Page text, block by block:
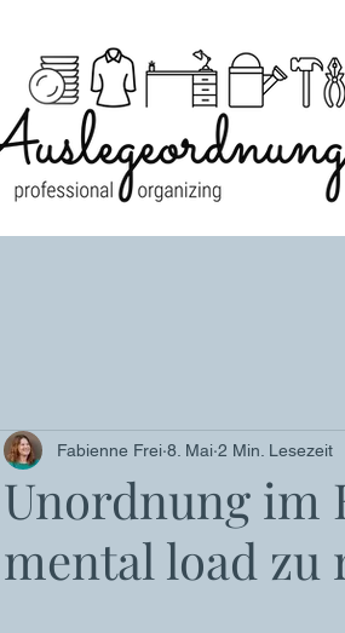
Unordnung im
mental load zu
Fabienne Frei 8. Mai 2 Min. Lesezeit